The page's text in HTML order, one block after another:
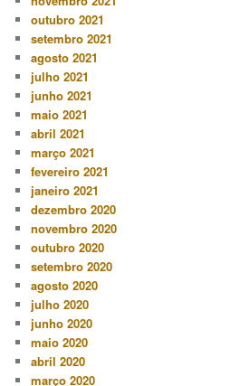
outubro 2021
setembro 2021
agosto 2021
julho 2021
junho 2021
maio 2021
abril 2021
março 2021
fevereiro 2021
janeiro 2021
dezembro 2020
novembro 2020
outubro 2020
setembro 2020
agosto 2020
julho 2020
junho 2020
maio 2020
abril 2020
março 2020